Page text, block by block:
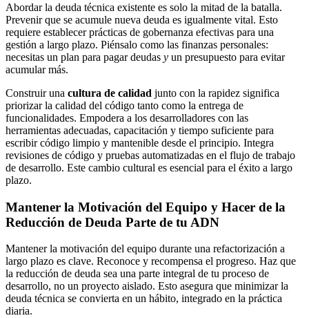
Abordar la deuda técnica existente es solo la mitad de la batalla.
Prevenir que se acumule nueva deuda es igualmente vital. Esto
requiere establecer prácticas de gobernanza efectivas para una
gestión a largo plazo. Piénsalo como las finanzas personales:
necesitas un plan para pagar deudas y un presupuesto para evitar
acumular más.
Construir una cultura de calidad junto con la rapidez significa
priorizar la calidad del código tanto como la entrega de
funcionalidades. Empodera a los desarrolladores con las
herramientas adecuadas, capacitación y tiempo suficiente para
escribir código limpio y mantenible desde el principio. Integra
revisiones de código y pruebas automatizadas en el flujo de trabajo
de desarrollo. Este cambio cultural es esencial para el éxito a largo
plazo.
Mantener la Motivación del Equipo y Hacer de la
Reducción de Deuda Parte de tu ADN
Mantener la motivación del equipo durante una refactorización a
largo plazo es clave. Reconoce y recompensa el progreso. Haz que
la reducción de deuda sea una parte integral de tu proceso de
desarrollo, no un proyecto aislado. Esto asegura que minimizar la
deuda técnica se convierta en un hábito, integrado en la práctica
diaria.